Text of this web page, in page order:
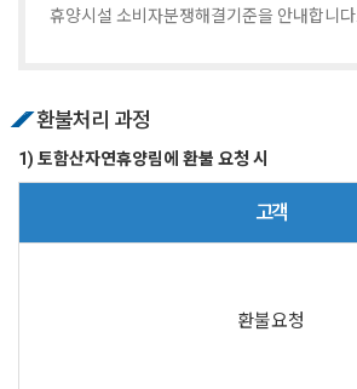
휴양시설 소비자분쟁해결기준을 안내합니다.
환불처리 과정
1) 토함산자연휴양림에 환불 요청 시
고객
환불요청